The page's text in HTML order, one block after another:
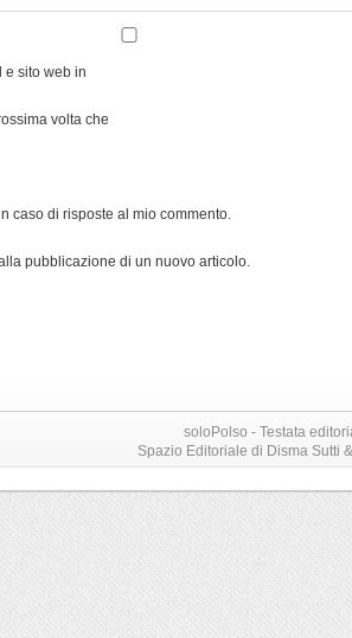
e sito web in
volta che
caso di risposte al mio commento.
pubblicazione di un nuovo articolo.
soloPolso - Testata
Spazio Editoriale di Disma Sutti